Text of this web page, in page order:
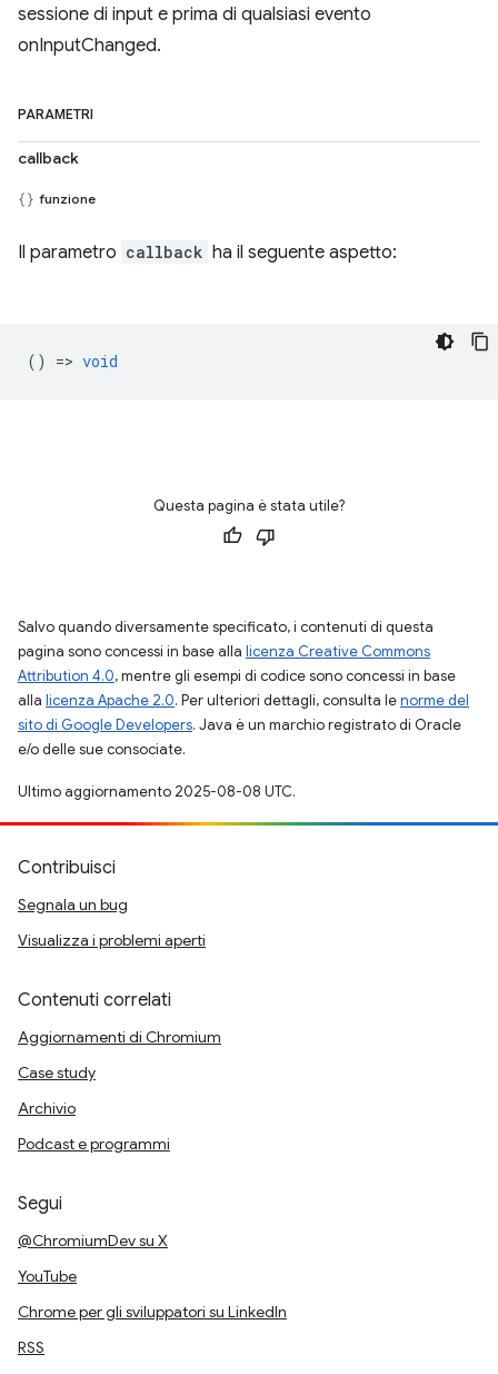
sessione di input e prima di qualsiasi evento
onInputChanged.
PARAMETRI
callback
funzione
Il parametro callback ha il seguente aspetto:
() => void
Questa pagina è stata utile?
Salvo quando diversamente specificato, i contenuti di questa
pagina sono concessi in base alla licenza Creative Commons
Attribution 4.0, mentre gli esempi di codice sono concessi in base
alla licenza Apache 2.0. Per ulteriori dettagli, consulta lenorme del
sito di Google Developers. Java è un marchio registrato di Oracle
e/o delle sue consociate.
Ultimo aggiornamento 2025-08-08 UTC.
Contribuisci
Segnala un bug
Visualizza i problemi aperti
Contenuti correlati
Aggiornamenti di Chromium
Case study
Archivio
Podcast e programmi
Segui
@ChromiumDev su X
YouTube
Chrome per gli sviluppatori su LinkedIn
RSS